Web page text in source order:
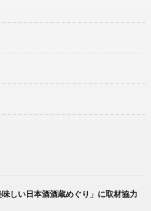
しい日本酒酒蔵めぐり」に取材協力